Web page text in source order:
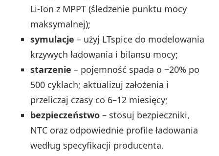
Li‑Ion z MPPT (śledzenie punktu mocy
maksymalnej);
symulacje – użyj LTspice do modelowania
krzywych ładowania i bilansu mocy;
starzenie – pojemność spada o ~20% po
500 cyklach; aktualizuj założenia i
przeliczaj czasy co 6–12 miesięcy;
bezpieczeństwo – stosuj bezpieczniki,
NTC oraz odpowiednie profile ładowania
według specyfikacji producenta.